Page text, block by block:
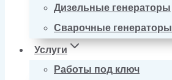
Дизельные генераторы
Сварочные генераторы
Услуги
Работы под ключ